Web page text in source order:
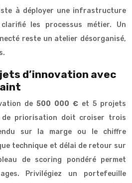
à déployer une infrastructure
les processus métier. Un
reste un atelier désorganisé,
d’innovation avec
de 500 000 € et 5 projets
de priorisation doit croiser trois
sur la marge ou le chiffre
technique et délai de retour sur
de scoring pondéré permet
Privilégiez un portefeuille